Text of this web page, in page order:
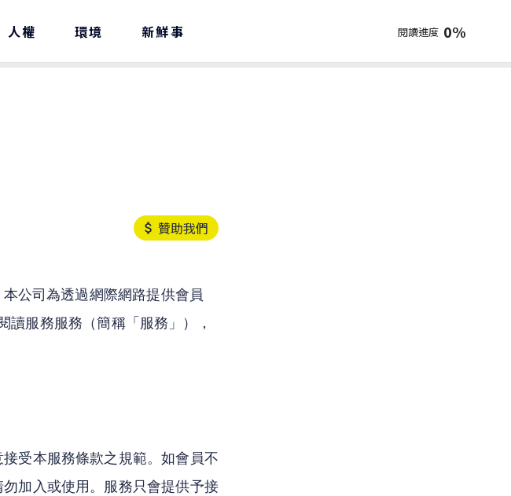
人權 環境 新鮮事 閱讀進度 0%
贊助我們
公司為透過網際網路提供會員
讀服務服務（簡稱「服務」），
受本服務條款之規範。如會員不
加入或使用。服務只會提供予接